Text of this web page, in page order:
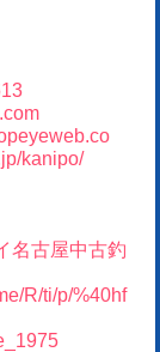
kanipo/
名古屋中古釣
R/ti/p/%40hf